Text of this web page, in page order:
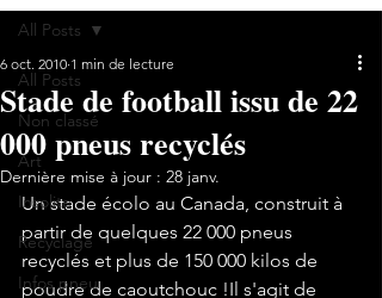
All Posts
Non classé
Art
Insolite
Recyclage
Infos pneu
All Posts
Stade de football issu de 22
000 pneus recyclés
6 oct. 2010 1 min de lecture
Dernière mise à jour : 28 janv.
Un stade écolo au Canada, construit à
partir de quelques 22 000 pneus
recyclés et plus de 150 000 kilos de
poudre de caoutchouc !Il s'agit de